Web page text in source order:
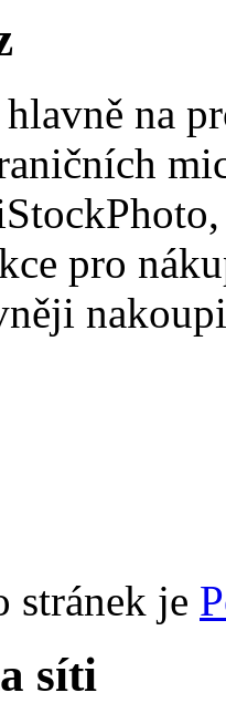
hlavně na
pro
stránek je
síti